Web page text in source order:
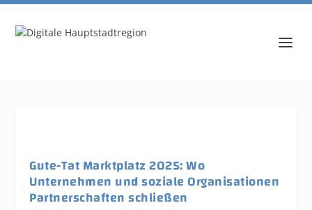
Gute-Tat Marktplatz 2025: Wo
Unternehmen und soziale Organisationen
Partnerschaften schließen